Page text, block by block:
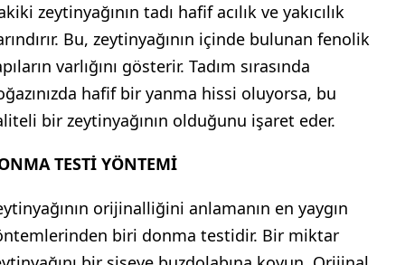
zeytinyağının tadı hafif acılık ve yakıcılık
Bu, zeytinyağının içinde bulunan fenolik
varlığını gösterir. Tadım sırasında
hafif bir yanma hissi oluyorsa, bu
bir zeytinyağının olduğunu işaret eder.
TESTİ YÖNTEMİ
orijinalliğini anlamanın en yaygın
biri donma testidir. Bir miktar